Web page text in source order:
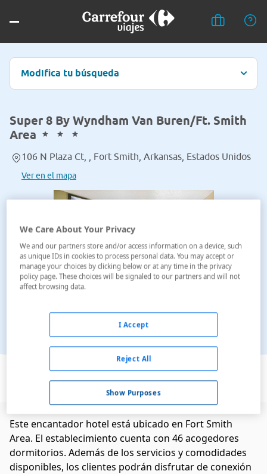
Modifica tu búsqueda
Super 8 By Wyndham Van Buren/Ft. Smith
Area
106 N Plaza Ct, , Fort Smith, Arkansas, Estados Unidos
Ver en el mapa
Ver en el mapa
Este encantador hotel está ubicado en Fort Smith
Area. El establecimiento cuenta con 46 acogedores
dormitorios. Además de los servicios y comodidades
disponibles, los clientes podrán disfrutar de conexión
We Care About Your Privacy
We and our partners store and/or access information on a device, such
as unique IDs in cookies to process personal data. You may accept or
manage your choices by clicking below or at any time in the privacy
policy page. These choices will be signaled to our partners and will not
affect browsing data.
Show Purposes
Reject All
I Accept